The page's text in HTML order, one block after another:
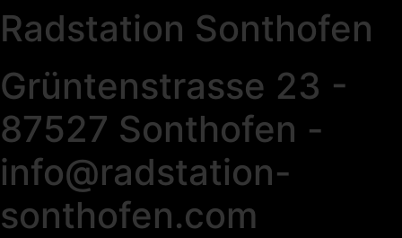
Radstation Sonthofen
Grüntenstrasse 23 -
87527 Sonthofen -
info@radstation-
sonthofen.com